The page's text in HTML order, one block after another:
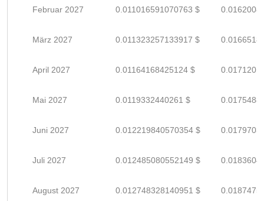
Februar 2027 0.011016591070763 $
März 2027 0.011323257133917 $
April 2027 0.01164168425124 $
Mai 2027 0.0119332440261 $
Juni 2027 0.012219840570354 $
Juli 2027 0.012485080552149 $
August 2027 0.012748328140951 $